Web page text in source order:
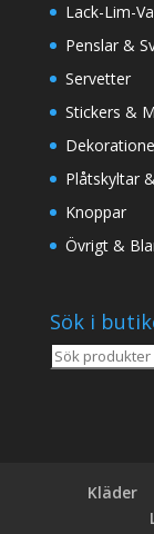
Lack-Lim-
Penslar &
Servetter
Stickers &
Plåtskyltar
Knoppar
Övrigt &
Sök i
Sök
Kläder